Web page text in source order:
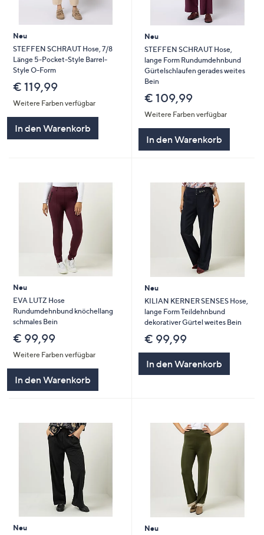
Neu
STEFFEN SCHRAUT Hose, 7/8
Länge 5-Pocket-Style Barrel-
Style O-Form
€ 119,99
Weitere Farben verfügbar
In den Warenkorb
Neu
STEFFEN SCHRAUT Hose,
lange Form Rundumdehnbund
Gürtelschlaufen gerades weites
Bein
€ 109,99
Weitere Farben verfügbar
In den Warenkorb
Neu
EVA LUTZ Hose
Rundumdehnbund knöchellang
schmales Bein
€ 99,99
Weitere Farben verfügbar
In den Warenkorb
Neu
KILIAN KERNER SENSES Hose,
lange Form Teildehnbund
dekorativer Gürtel weites Bein
€ 99,99
In den Warenkorb
Neu
Neu